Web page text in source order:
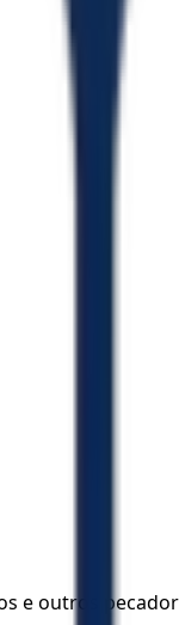
e outros